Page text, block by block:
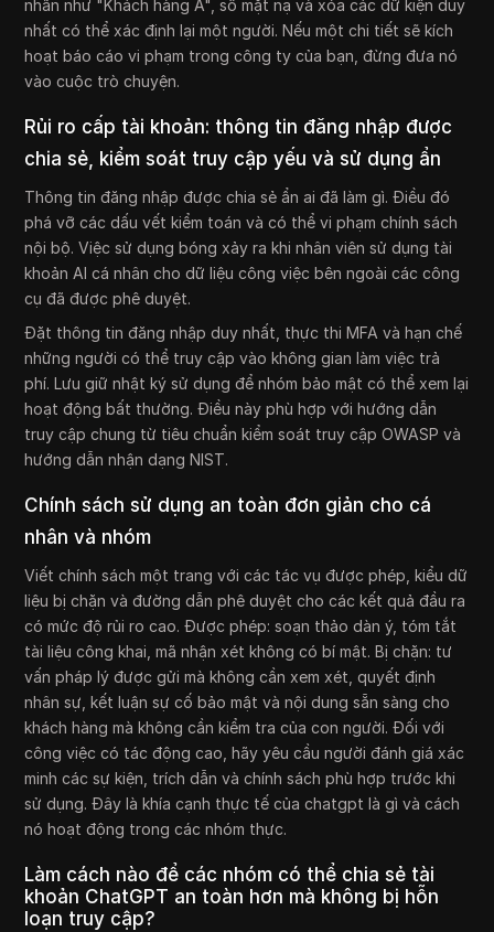
nhãn như "Khách hàng A", số mặt nạ và xóa các dữ kiện duy
nhất có thể xác định lại một người. Nếu một chi tiết sẽ kích
hoạt báo cáo vi phạm trong công ty của bạn, đừng đưa nó
vào cuộc trò chuyện.
Rủi ro cấp tài khoản: thông tin đăng nhập được
chia sẻ, kiểm soát truy cập yếu và sử dụng ẩn
Thông tin đăng nhập được chia sẻ ẩn ai đã làm gì. Điều đó
phá vỡ các dấu vết kiểm toán và có thể vi phạm chính sách
nội bộ. Việc sử dụng bóng xảy ra khi nhân viên sử dụng tài
khoản AI cá nhân cho dữ liệu công việc bên ngoài các công
cụ đã được phê duyệt.
Đặt thông tin đăng nhập duy nhất, thực thi MFA và hạn chế
những người có thể truy cập vào không gian làm việc trả
phí. Lưu giữ nhật ký sử dụng để nhóm bảo mật có thể xem lại
hoạt động bất thường. Điều này phù hợp với hướng dẫn
truy cập chung từ tiêu chuẩn kiểm soát truy cập OWASP và
hướng dẫn nhận dạng NIST.
Chính sách sử dụng an toàn đơn giản cho cá
nhân và nhóm
Viết chính sách một trang với các tác vụ được phép, kiểu dữ
liệu bị chặn và đường dẫn phê duyệt cho các kết quả đầu ra
có mức độ rủi ro cao. Được phép: soạn thảo dàn ý, tóm tắt
tài liệu công khai, mã nhận xét không có bí mật. Bị chặn: tư
vấn pháp lý được gửi mà không cần xem xét, quyết định
nhân sự, kết luận sự cố bảo mật và nội dung sẵn sàng cho
khách hàng mà không cần kiểm tra của con người. Đối với
công việc có tác động cao, hãy yêu cầu người đánh giá xác
minh các sự kiện, trích dẫn và chính sách phù hợp trước khi
sử dụng. Đây là khía cạnh thực tế của chatgpt là gì và cách
nó hoạt động trong các nhóm thực.
Làm cách nào để các nhóm có thể chia sẻ tài
khoản ChatGPT an toàn hơn mà không bị hỗn
loạn truy cập?